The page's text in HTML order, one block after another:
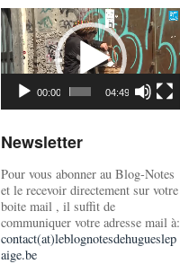
Lecteur
vidéo
00:00 04:49
Newsletter
Pour vous abonner au Blog-Notes
et le recevoir directement sur votre
boite mail , il suffit de
communiquer votre adresse mail à:
contact(at)leblognotesdehugueslep
aige.be